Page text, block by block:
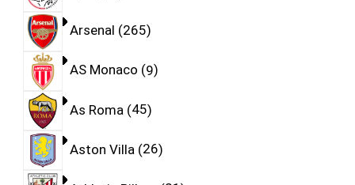
Arsenal 265
AS Monaco 9
As Roma 45
Aston Villa 26